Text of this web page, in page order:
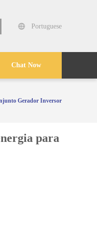
Portuguese
Chat Now
Gerador Inversor
para